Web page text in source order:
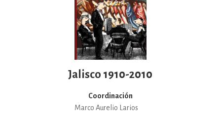
Jalisco 1910-2010
Coordinación
Marco Aurelio Larios